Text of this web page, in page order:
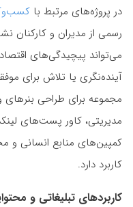
در پروژه‌های مرتبط با
رسمی از مدیران و
می‌تواند پیچیدگی‌های
آینده‌نگری یا تلاش برای
مجموعه برای طراحی بنرهای
مدیریتی، کاور پست‌های
کمپین‌های منابع انسانی و
کاربرد دارد.
کاربردهای تبلیغاتی و